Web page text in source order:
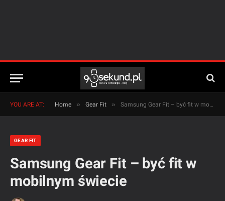
YOU ARE AT: Home » Gear Fit » Samsung Gear Fit – być fit w mobilnym świecie
GEAR FIT
Samsung Gear Fit – być fit w
mobilnym świecie